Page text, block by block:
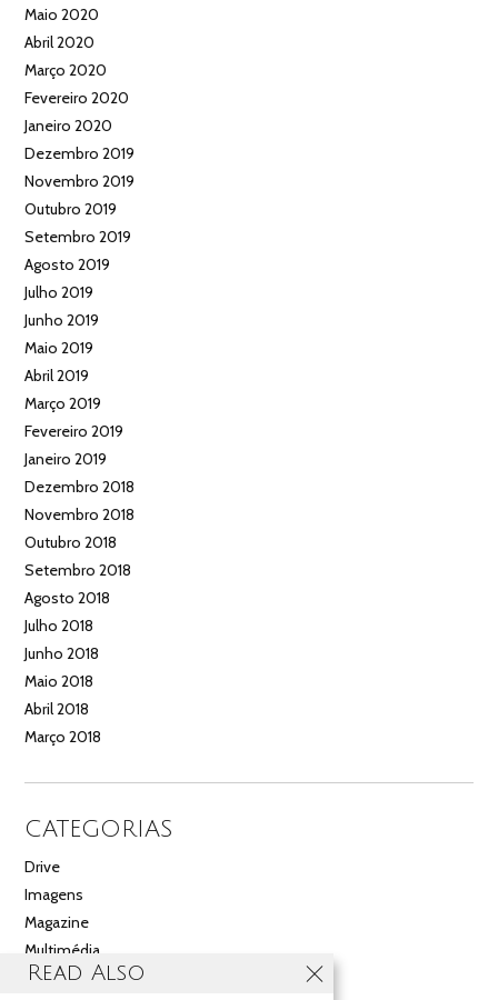
Maio 2020
Abril 2020
Março 2020
Fevereiro 2020
Janeiro 2020
Dezembro 2019
Novembro 2019
Outubro 2019
Setembro 2019
Agosto 2019
Julho 2019
Junho 2019
Maio 2019
Abril 2019
Março 2019
Fevereiro 2019
Janeiro 2019
Dezembro 2018
Novembro 2018
Outubro 2018
Setembro 2018
Agosto 2018
Julho 2018
Junho 2018
Maio 2018
Abril 2018
Março 2018
CATEGORIAS
Drive
Imagens
Magazine
Multimédia
Noticias
Read Also